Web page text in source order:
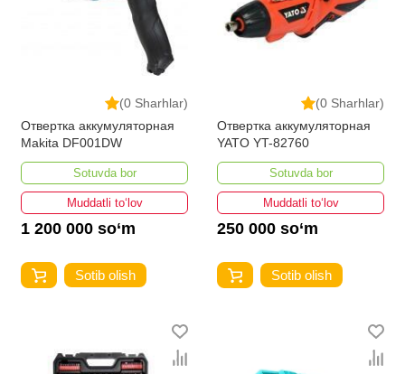
(0 Sharhlar)
Отвертка аккумуляторная
Makita DF001DW
Sotuvda bor
Muddatli to‘lov
1 200 000 so‘m
Sotib olish
(0 Sharhlar)
Отвертка аккумуляторная
YATO YT-82760
Sotuvda bor
Muddatli to‘lov
250 000 so‘m
Sotib olish